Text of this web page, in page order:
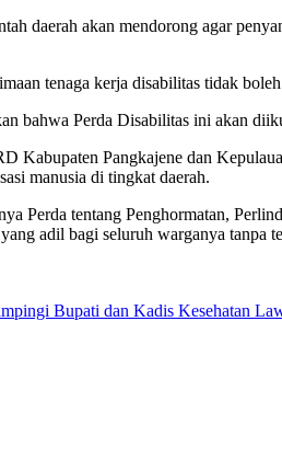
daerah akan mendorong agar
tenaga kerja disabilitas tidak
bahwa Perda Disabilitas ini akan
Kabupaten Pangkajene dan
manusia di tingkat daerah.
Perda tentang Penghormatan,
adil bagi seluruh warganya tanpa
Bupati dan Kadis Kesehatan